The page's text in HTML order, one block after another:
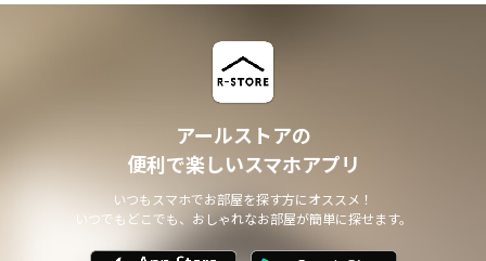
アールストアの
便利で楽しいスマホアプリ
いつもスマホでお部屋を探す方にオススメ！
いつでもどこでも、おしゃれなお部屋が簡単に探せます。